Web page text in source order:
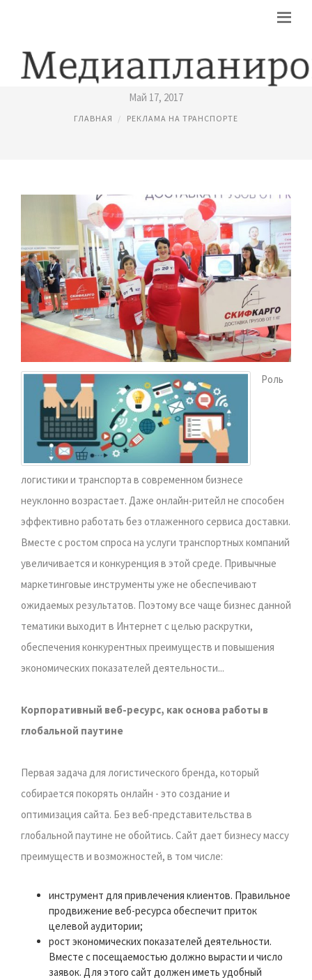
РЕКЛАМА ТРАНСПОРТНОЙ КОМПАНИИ
Май 17, 2017
ГЛАВНАЯ РЕКЛАМА НА ТРАНСПОРТЕ
Роль
логистики и транспорта в современном бизнесе
неуклонно возрастает. Даже онлайн-ритейл не способен
эффективно работать без отлаженного сервиса доставки.
Вместе с ростом спроса на услуги транспортных компаний
увеличивается и конкуренция в этой среде. Привычные
маркетинговые инструменты уже не обеспечивают
ожидаемых результатов. Поэтому все чаще бизнес данной
тематики выходит в Интернет с целью раскрутки,
обеспечения конкурентных преимуществ и повышения
экономических показателей деятельности...
Корпоративный веб-ресурс, как основа работы в
глобальной паутине
Первая задача для логистического бренда, который
собирается покорять онлайн - это создание и
оптимизация сайта. Без веб-представительства в
глобальной паутине не обойтись. Сайт дает бизнесу массу
преимуществ и возможностей, в том числе:
инструмент для привлечения клиентов. Правильное
продвижение веб-ресурса обеспечит приток
целевой аудитории;
рост экономических показателей деятельности.
Вместе с посещаемостью должно вырасти и число
заявок. Для этого сайт должен иметь удобный